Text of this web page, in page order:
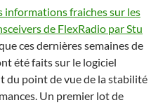
informations fraiches sur les
de FlexRadio par Stu
ces dernières semaines de
été faits sur le logiciel
du point de vue de la stabilité
Un premier lot de